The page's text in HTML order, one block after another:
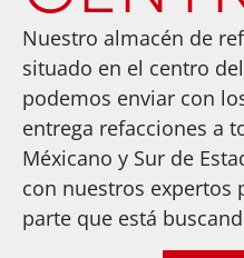
Nuestro almacén de
situado en el centro
podemos enviar con
entrega refacciones a
Méxicano y Sur de
con nuestros expertos
parte que está